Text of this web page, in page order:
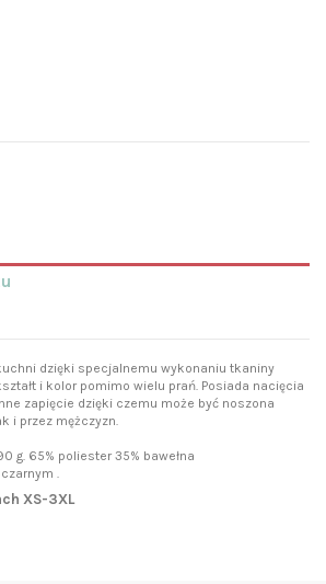
dzięki specjalnemu wykonaniu tkaniny
i kolor pomimo wielu prań. Posiada nacięcia
zapięcie dzięki czemu może być noszona
i przez mężczyzn.
g. 65% poliester 35% bawełna
.
XS-3XL